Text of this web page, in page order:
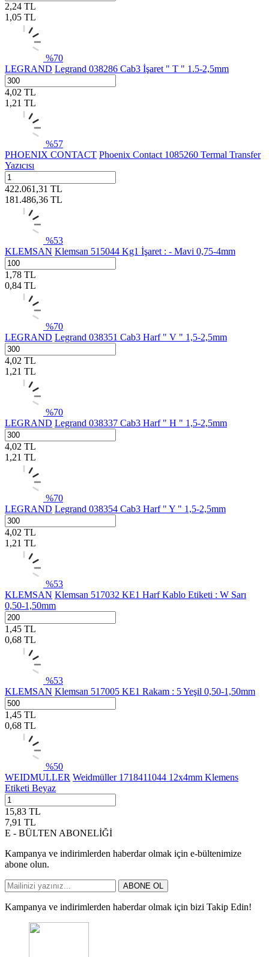
2,24 TL
1,05 TL
%70
LEGRAND Legrand 038286 Cab3 İşaret " T " 1.5-2,5mm
4,02 TL
1,21 TL
%57
PHOENIX CONTACT Phoenix Contact 1085260 Termal Transfer
Yazıcısı
422.061,31 TL
181.486,36 TL
%53
KLEMSAN Klemsan 515044 Kg1 İşaret : - Mavi 0,75-4mm
1,78 TL
0,84 TL
%70
LEGRAND Legrand 038351 Cab3 Harf " V " 1,5-2,5mm
4,02 TL
1,21 TL
%70
LEGRAND Legrand 038337 Cab3 Harf " H " 1,5-2,5mm
4,02 TL
1,21 TL
%70
LEGRAND Legrand 038354 Cab3 Harf " Y " 1,5-2,5mm
4,02 TL
1,21 TL
%53
KLEMSAN Klemsan 517032 KE1 Harf Kablo Etiketi : W Sarı
0,50-1,50mm
1,45 TL
0,68 TL
%53
KLEMSAN Klemsan 517005 KE1 Rakam : 5 Yeşil 0,50-1,50mm
1,45 TL
0,68 TL
%50
WEIDMULLER Weidmüller 1718411044 12x4mm Klemens
Etiketi Beyaz
15,83 TL
7,91 TL
E - BÜLTEN ABONELİĞİ
Kampanya ve indirimlerden haberdar olmak için e-bültenimize
abone olun.
ABONE OL
Kampanya ve indirimlerden haberdar olmak için bizi Takip Edin!